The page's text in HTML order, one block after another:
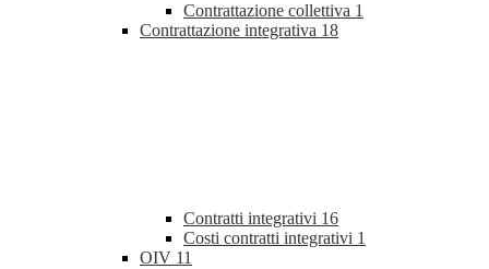
Contrattazione collettiva 1
Contrattazione integrativa 18
Contratti integrativi 16
Costi contratti integrativi 1
OIV 11